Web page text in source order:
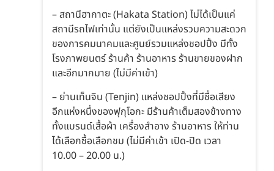
– สถานีฮากาตะ (Hakata Station) ไม่ได้เป็นแค่
สถานีรถไฟเท่านั้น แต่ยังเป็นแหล่งรวมความสะดวก
ของการคมนาคมและศูนย์รวมแหล่งชอปปิ้ง มีทั้ง
โรงภาพยนตร์ ร้านค้า ร้านอาหาร ร้านขายของฝาก
และอีกมากมาย (ไม่มีค่าเข้า)
– ย่านเท็นจิน (Tenjin) แหล่งชอปปิ้งที่มีชื่อเสียง
อีกแห่งหนึ่งของฟุกุโอกะ มีร้านค้าเต็มสองข้างทาง
ทั้งแบรนด์เสื้อผ้า เครื่องสำอาง ร้านอาหาร ให้ท่าน
ได้เลือกซื้อเลือกชม (ไม่มีค่าเข้า เปิด-ปิด เวลา
10.00 – 20.00 น.)